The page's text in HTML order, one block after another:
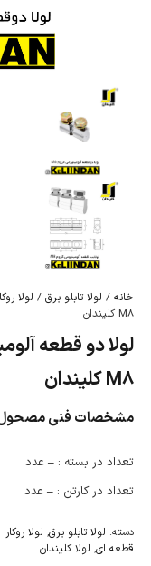
خانه / لولا تابلو برق / لولا
M8 کلیندان
M8 کلیندان
مشخصات فنی
تعداد در بسته :– عدد
تعداد در کارتن :– عدد
دسته: لولا تابلو برق, لولا روکار
قطعه ای, لولا کلیندان